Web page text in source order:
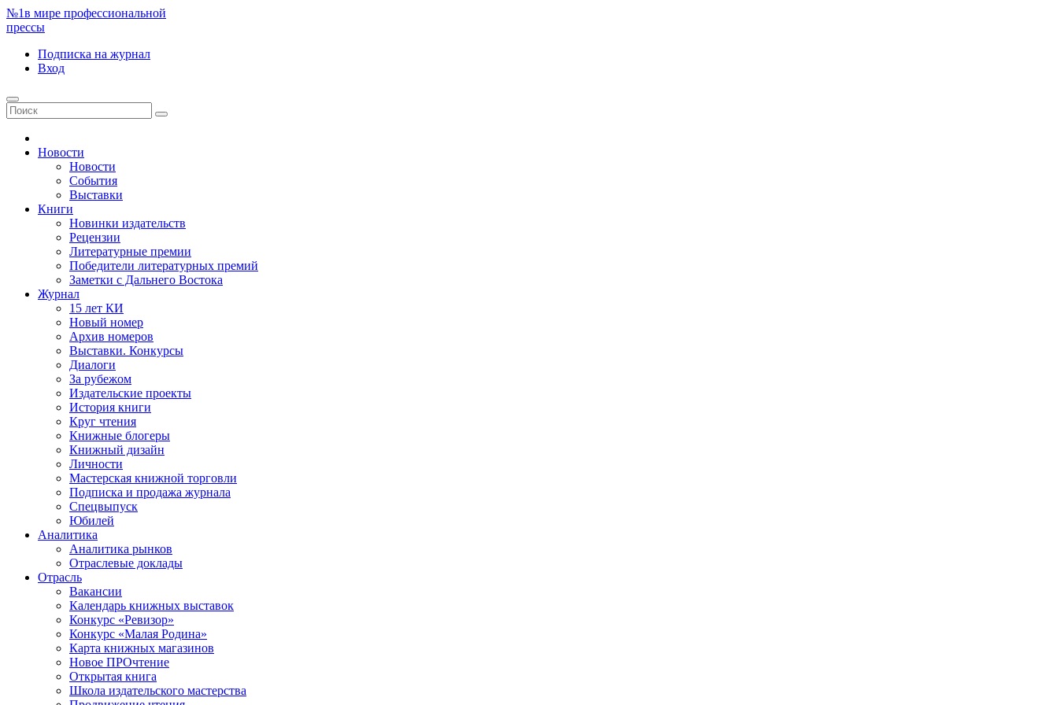
№1в мире профессиональной
прессы
Подписка на журнал
Вход
Новости
Новости
События
Выставки
Книги
Новинки издательств
Рецензии
Литературные премии
Победители литературных премий
Заметки с Дальнего Востока
Журнал
15 лет КИ
Новый номер
Архив номеров
Выставки. Конкурсы
Диалоги
За рубежом
Издательские проекты
История книги
Круг чтения
Книжные блогеры
Книжный дизайн
Личности
Мастерская книжной торговли
Подписка и продажа журнала
Спецвыпуск
Юбилей
Аналитика
Аналитика рынков
Отраслевые доклады
Отрасль
Вакансии
Календарь книжных выставок
Конкурс «Ревизор»
Конкурс «Малая Родина»
Карта книжных магазинов
Новое ПРОчтение
Открытая книга
Школа издательского мастерства